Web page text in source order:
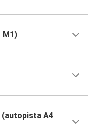
M1)
(autopista A4